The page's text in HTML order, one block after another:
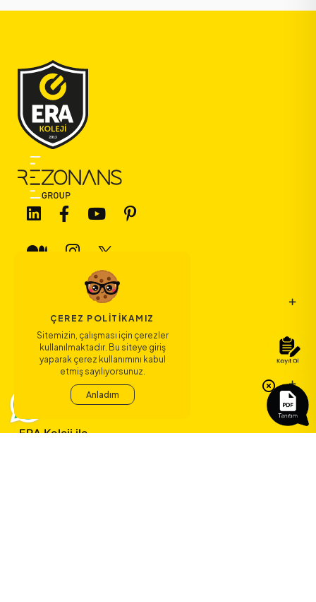
Bağlantılar
Sözleşmeler
ERA Koleji ile
ÇEREZ POLITIKAMIZ
Sitemizin, çalışması için çerezler
kullanılmaktadır. Bu siteye giriş
yaparak çerez kullanımını kabul
etmiş sayılıyorsunuz.
Anladım